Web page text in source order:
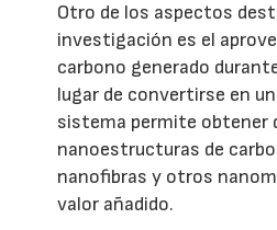
Otro de los aspectos
investigación es el
carbono generado
lugar de convertirse en
sistema permite obtener
nanoestructuras de
nanofibras y otros
valor añadido.